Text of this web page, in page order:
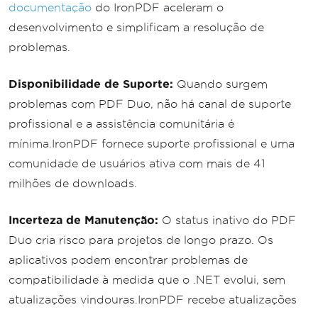
documentação do IronPDF aceleram o
desenvolvimento e simplificam a resolução de
problemas.
Disponibilidade de Suporte: Quando surgem
problemas com PDF Duo, não há canal de suporte
profissional e a assistência comunitária é
mínima.IronPDF fornece suporte profissional e uma
comunidade de usuários ativa com mais de 41
milhões de downloads.
Incerteza de Manutenção: O status inativo do PDF
Duo cria risco para projetos de longo prazo. Os
aplicativos podem encontrar problemas de
compatibilidade à medida que o .NET evolui, sem
atualizações vindouras.IronPDF recebe atualizações